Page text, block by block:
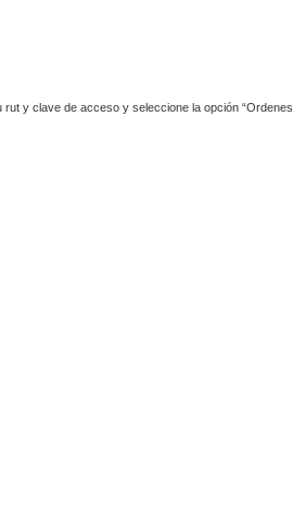
y clave de acceso y seleccione la opción “Ordenes